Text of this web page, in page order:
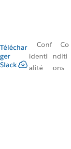
Téléchar
ger
Slack
Conf
identi
alité
Co
nditi
ons